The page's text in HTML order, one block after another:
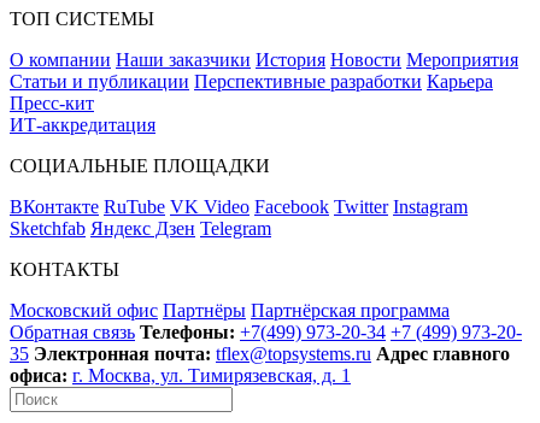
ТОП СИСТЕМЫ
О компании Наши заказчики История Новости Мероприятия
Статьи и публикации Перспективные разработки Карьера
Пресс-кит
ИТ-аккредитация
СОЦИАЛЬНЫЕ ПЛОЩАДКИ
ВКонтакте RuTube VK Video Facebook Twitter Instagram
Sketchfab Яндекс Дзен Telegram
КОНТАКТЫ
Московский офис Партнёры Партнёрская программа
Обратная связь Телефоны: +7(499) 973-20-34 +7 (499) 973-20-
35 Электронная почта: tflex@topsystems.ru Адрес главного
офиса: г. Москва, ул. Тимирязевская, д. 1